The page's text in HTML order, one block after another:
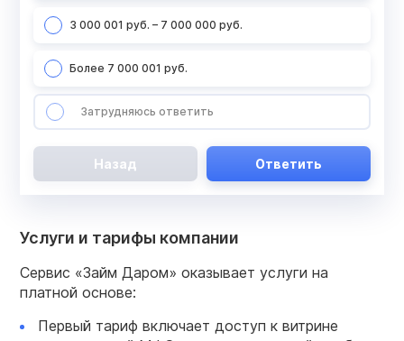
3 000 001 руб. – 7 000 000 руб.
Более 7 000 001 руб.
Затрудняюсь ответить
Назад Ответить
Услуги и тарифы компании
Сервис «Займ Даром» оказывает услуги на
платной основе:
Первый тариф включает доступ к витрине